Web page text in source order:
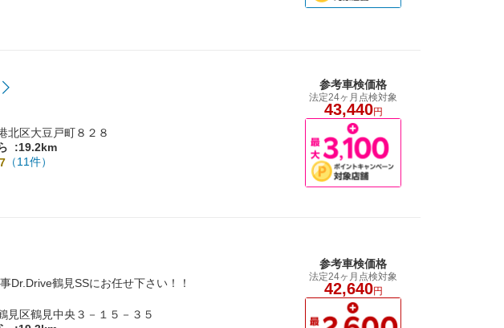
北区大豆戸町８２８
:19.2km
（11件）
参考車検価格
法定24ヶ月点検対象
43,440円
Dr.Drive鶴見SSにお任せ下さい！！
見区鶴見中央３－１５－３５
参考車検価格
法定24ヶ月点検対象
42,640円